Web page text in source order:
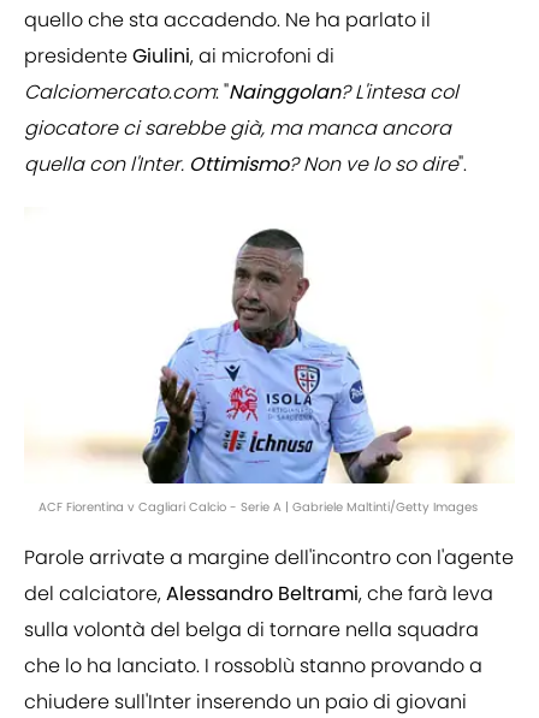
quello che sta accadendo. Ne ha parlato il
presidenteGiulini, ai microfoni di
Calciomercato.com: "Nainggolan? L'intesa col
giocatore ci sarebbe già, ma manca ancora
quella con l'Inter. Ottimismo? Non ve lo so dire".
ACF Fiorentina v Cagliari Calcio - Serie A | Gabriele Maltinti/Getty Images
Parole arrivate a margine dell'incontro con l'agente
del calciatore,Alessandro Beltrami, che farà leva
sulla volontà del belga di tornare nella squadra
che lo ha lanciato. I rossoblù stanno provando a
chiudere sull'Inter inserendo un paio di giovani